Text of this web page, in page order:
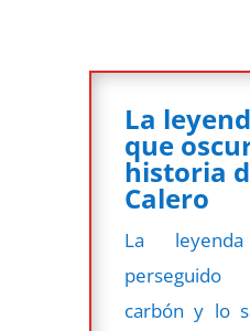
La
que
historia
Calero
La
carbón y lo